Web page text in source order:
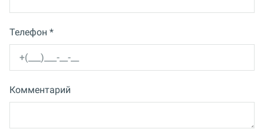
Телефон *
Комментарий